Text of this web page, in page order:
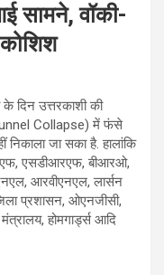
सामने, वॉकी-
के दिन उत्तरकाशी की
Collapse) में फंसे
जा स‍का है. हालांकि
एसडीआरएफ, बीआरओ,
आरवीएनएल, लार्सन
प्रशासन, ओएनजीसी,
होमगार्ड्स आदि